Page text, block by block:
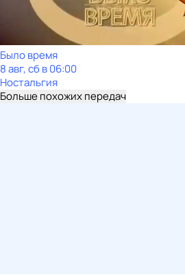
Было время
8 авг, сб в 06:00
Ностальгия
Больше похожих передач